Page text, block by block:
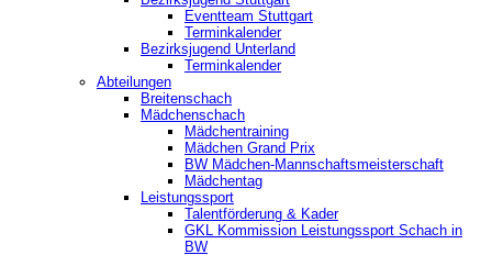
‎Eventteam Stuttgart
Terminkalender
Bezirksjugend Unterland
Terminkalender
Abteilungen
Breitenschach
Mädchenschach
Mädchentraining
Mädchen Grand Prix
BW Mädchen-Mannschaftsmeisterschaft
Mädchentag
Leistungssport
Talentförderung & Kader
GKL Kommission Leistungssport Schach in
BW